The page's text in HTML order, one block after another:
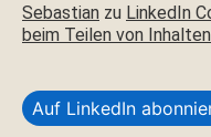
Sebastian zu LinkedIn
beim Teilen von Inhalten
Auf LinkedIn